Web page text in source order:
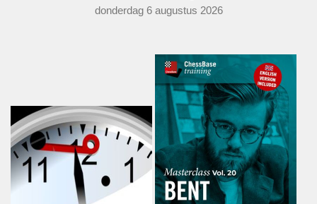
donderdag 6 augustus 2026